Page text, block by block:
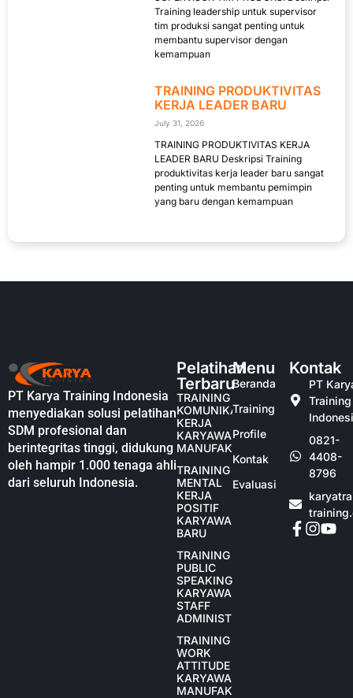
Training leadership untuk supervisor
tim produksi sangat penting untuk
membantu supervisor dengan
kemampuan
TRAINING PRODUKTIVITAS
KERJA LEADER BARU
July 31, 2026
TRAINING PRODUKTIVITAS KERJA
LEADER BARU Deskripsi Training
produktivitas kerja leader baru sangat
penting untuk membantu pemimpin
yang baru dengan kemampuan
PT Karya Training Indonesia
menyediakan solusi pelatihan
SDM profesional dan
berintegritas tinggi, didukung
oleh hampir 1.000 tenaga ahli
dari seluruh Indonesia.
Pelatihan
Terbaru
TRAINING
KOMUNIKASI
KERJA
KARYAWAN
MANUFAKTUR
TRAINING
MENTAL
KERJA
POSITIF
KARYAWAN
BARU
TRAINING
PUBLIC
SPEAKING
KARYAWAN
STAFF
ADMINISTRASI
TRAINING
WORK
ATTITUDE
KARYAWAN
MANUFAKTUR
Menu
Beranda
Training
Profile
Kontak
Evaluasi
Kontak
PT
Training
0821-
4408-
8796